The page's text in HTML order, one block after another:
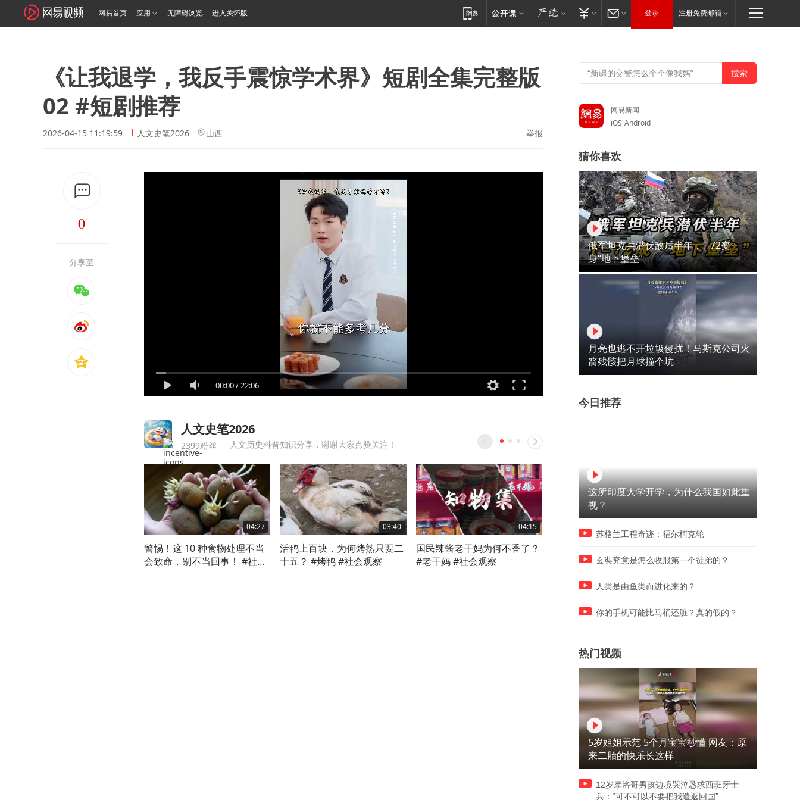
网易首页 应用 无障碍浏览 进入关怀版 登录 注册免费邮箱
《让我退学，我反手震惊学术界》短剧全集完整版
02 #短剧推荐
2026-04-15 11:19:59 人文史笔2026 山西 举报
0
分享至
00:00/22:06
人文史笔2026
2399粉丝 人文历史科普知识分享，谢谢大家点赞关注！
04:27
警惕！这 10 种食物处理不当
会致命，别不当回事！ #社会
03:40
活鸭上百块，为何烤熟只要二
十五？ #烤鸭 #社会观察
04:15
国民辣酱老干妈为何不香了？
#老干妈 #社会观察
社会观察
用？ #风油精 #科普 #社会观
网易新闻
iOS Android
猜你喜欢
俄军坦克兵潜伏敌后半年，T-72变
身“地下堡垒”
月亮也逃不开垃圾侵扰！马斯克公司火
箭残骸把月球撞个坑
今日推荐
这所印度大学开学，为什么我国如此重
视？
苏格兰工程奇迹：福尔柯克轮
玄奘究竟是怎么收服第一个徒弟的？
人类是由鱼类而进化来的？
你的手机可能比马桶还脏？真的假的？
热门视频
5岁姐姐示范 5个月宝宝秒懂 网友：原
来二胎的快乐长这样
12岁摩洛哥男孩边境哭泣恳求西班牙士
兵：“可不可以不要把我遣返回国”